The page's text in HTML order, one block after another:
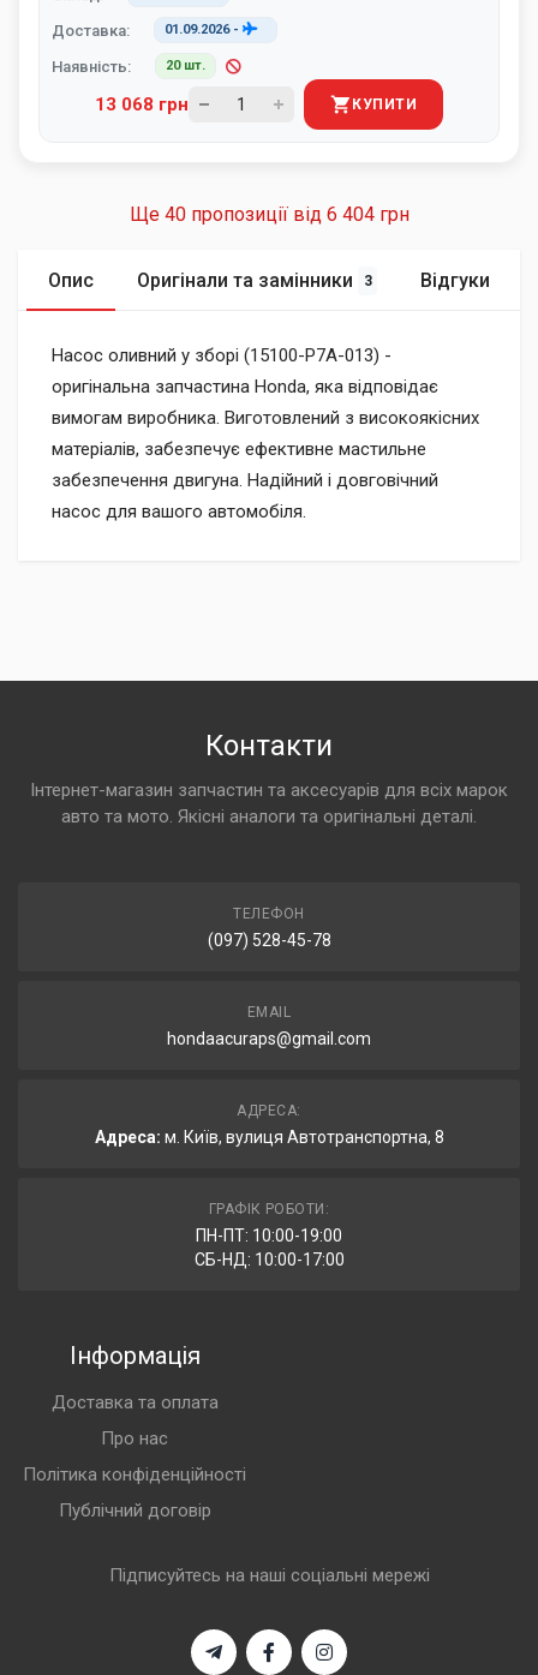
Доставка: 01.09.2026-
Наявність: 20 шт.
13 068 грн КУПИТИ
Ще 40 пропозиції від 6 404 грн
Опис Оригінали та замінники 3 Відгуки
Насос оливний у зборі (15100-P7A-013) -
оригінальна запчастина Honda, яка відповідає
вимогам виробника. Виготовлений з високоякісних
матеріалів, забезпечує ефективне мастильне
забезпечення двигуна. Надійний і довговічний
насос для вашого автомобіля.
Контакти
Інтернет-магазин запчастин та аксесуарів для всіх марок
авто та мото. Якісні аналоги та оригінальні деталі.
ТЕЛЕФОН
(097) 528-45-78
EMAIL
hondaacuraps@gmail.com
АДРЕСА:
Адреса: м. Київ, вулиця Автотранспортна, 8
ГРАФІК РОБОТИ:
ПН-ПТ: 10:00-19:00
СБ-НД: 10:00-17:00
Інформація
Доставка та оплата
Про нас
Політика конфіденційності
Публічний договір
Підписуйтесь на наші соціальні мережі